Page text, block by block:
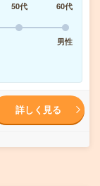
50代
60代
男性
詳しく見る